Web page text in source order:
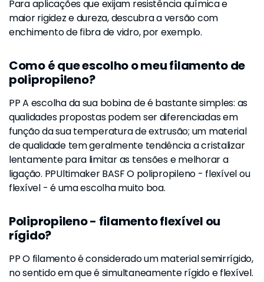
Para aplicações que exijam resistência química e
maior rigidez e dureza, descubra a versão com
enchimento de fibra de vidro, por exemplo.
Como é que escolho o meu filamento de
polipropileno?
PP A escolha da sua bobina de é bastante simples: as
qualidades propostas podem ser diferenciadas em
função da sua temperatura de extrusão; um material
de qualidade tem geralmente tendência a cristalizar
lentamente para limitar as tensões e melhorar a
ligação. PPUltimaker BASF O polipropileno - flexível ou
flexível - é uma escolha muito boa.
Polipropileno - filamento flexível ou
rígido?
PP O filamento é considerado um material semirrígido,
no sentido em que é simultaneamente rígido e flexível.